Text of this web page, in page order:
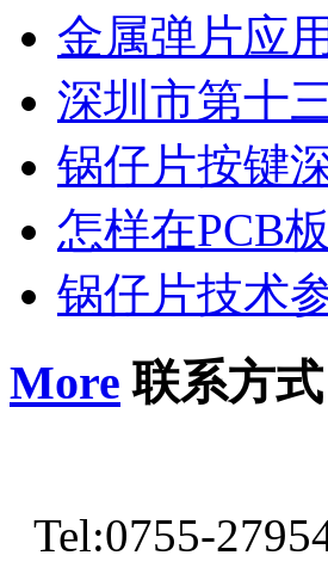
金属弹片应
深圳市第十
锅仔片按键
怎样在PCB
锅仔片技术
More 联系方式
Tel:0755-